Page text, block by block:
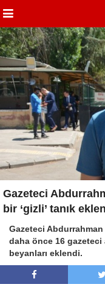
Gazeteci
bir ‘gizli’ tanık
Gazeteci Abdurrahman
daha önce 16 gazeteci
beyanları eklendi.